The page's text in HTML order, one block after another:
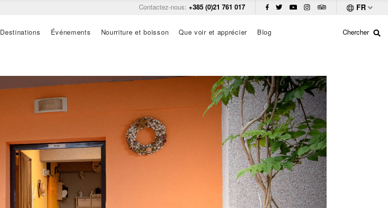
FR
Contactez-nous: +385 (0)21 761 017
Chercher
Destinations Événements Nourriture et boisson Que voir et apprécier Blog